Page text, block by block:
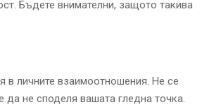
Бъдете внимателни, защото такива
личните взаимоотношения. Не се
да не споделя вашата гледна точка.